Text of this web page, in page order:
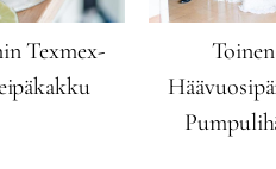
Texmex-
Toinen